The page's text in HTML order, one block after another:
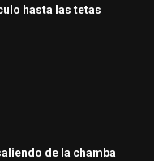
hasta las tetas
de la chamba